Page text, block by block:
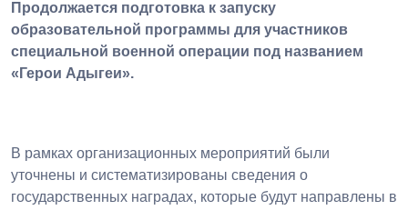
Продолжается подготовка к запуску
образовательной программы для участников
специальной военной операции под названием
«Герои Адыгеи».
В рамках организационных мероприятий были
уточнены и систематизированы сведения о
государственных наградах, которые будут направлены в